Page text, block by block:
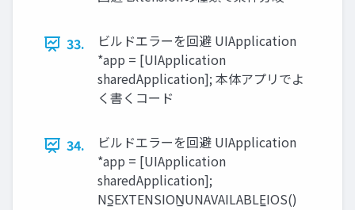
33.
ビルドエラーを回避 UIApplication
*app = [UIApplication
sharedApplication]; 本体アプリでよ
く書くコード
34.
ビルドエラーを回避 UIApplication
*app = [UIApplication
sharedApplication];
NS̲EXTENSION̲UNAVAILABLE̲IOS()